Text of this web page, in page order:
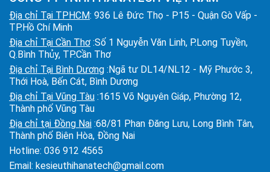
Địa chỉ Tại TPHCM: 936 Lê Đức Thọ - P15 - Quận Gò Vấp -
TP.Hồ Chí Minh
Địa chỉ Tại Cần Thơ :Số 1 Nguyễn Văn Linh, P.Long Tuyền,
Q.Bình Thủy, TP.Cần Thơ
Địa chỉ Tại Bình Dương :Ngã tư DL14/NL12 - Mỹ Phước 3,
Thới Hoà, Bến Cát, Bình Dương
Địa chỉ Tại Vũng Tàu :1615 Võ Nguyên Giáp, Phường 12,
Thành phố Vũng Tàu
Địa chỉ tại Đồng Nai :68/81 Phan Đăng Lưu, Long Bình Tân,
Thành phố Biên Hòa, Đồng Nai
Hotline: 036 912 4565
Email: kesieuthihanatech@gmail.com